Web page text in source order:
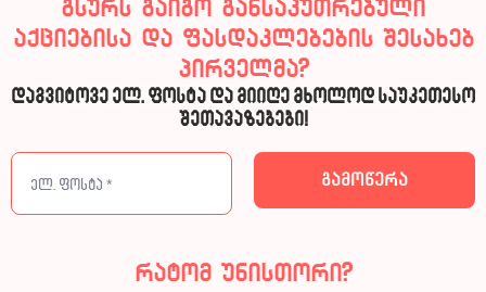
გსურს გაიგო განსაკუთრებული
აქციებისა და ფასდაკლებების შესახებ
პირველმა?
დაგვიტოვე ელ. ფოსტა და მიიღე მხოლოდ საუკეთესო
შეთავაზებები!
რატომ უნისთორი?